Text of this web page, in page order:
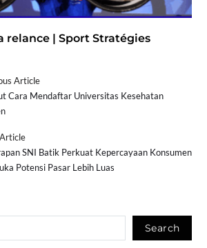
relance | Sport Stratégies
Article
Cara Mendaftar Universitas Kesehatan
SNI Batik Perkuat Kepercayaan Konsumen
Potensi Pasar Lebih Luas
Search